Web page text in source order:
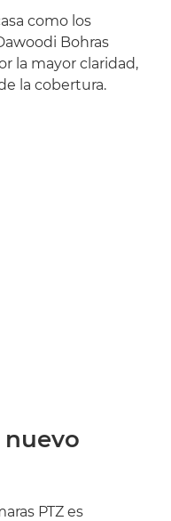
como los
Bohras
la mayor claridad,
la cobertura.
PTZ es